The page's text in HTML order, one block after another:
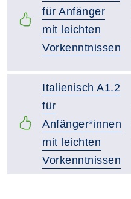
für Anfänger
mit leichten
Vorkenntnissen
Italienisch A1.2
für
Anfänger*innen
mit leichten
Vorkenntnissen